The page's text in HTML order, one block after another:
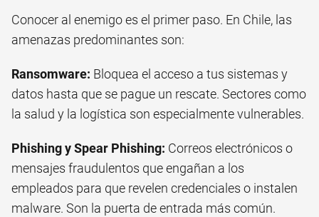
Conocer al enemigo es el primer paso. En Chile, las
amenazas predominantes son:
Ransomware: Bloquea el acceso a tus sistemas y
datos hasta que se pague un rescate. Sectores como
la salud y la logística son especialmente vulnerables.
Phishing y Spear Phishing: Correos electrónicos o
mensajes fraudulentos que engañan a los
empleados para que revelen credenciales o instalen
malware. Son la puerta de entrada más común.